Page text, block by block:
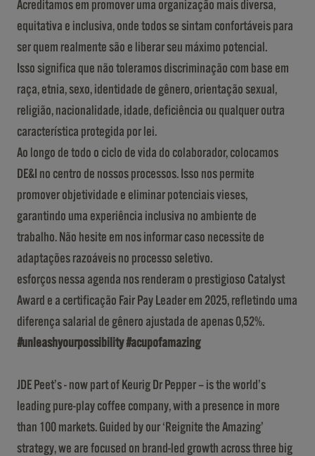
Acreditamos em promover uma organização mais diversa,
equitativa e inclusiva, onde todos se sintam confortáveis para
ser quem realmente são e liberar seu máximo potencial.
Isso significa que não toleramos discriminação com base em
raça, etnia, sexo, identidade de gênero, orientação sexual,
religião, nacionalidade, idade, deficiência ou qualquer outra
característica protegida por lei.
Ao longo de todo o ciclo de vida do colaborador, colocamos
DE&I no centro de nossos processos. Isso nos permite
promover objetividade e eliminar potenciais vieses,
garantindo uma experiência inclusiva no ambiente de
trabalho. Não hesite em nos informar caso necessite de
adaptações razoáveis no processo seletivo.
esforços nessa agenda nos renderam o prestigioso Catalyst
Award e a certificação Fair Pay Leader em 2025, refletindo uma
diferença salarial de gênero ajustada de apenas 0,52%.
#unleashyourpossibility #acupofamazing
JDE Peet’s - now part of Keurig Dr Pepper – is the world’s
leading pure-play coffee company, with a presence in more
than 100 markets. Guided by our ‘Reignite the Amazing’
strategy, we are focused on brand-led growth across three big